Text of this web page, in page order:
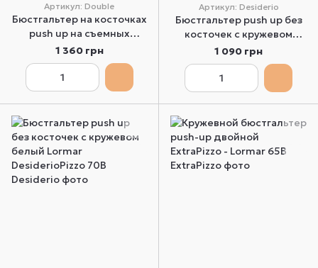
Артикул: Double
Бюстгальтер на косточках
push up на съемных
бретельках бежевый
Lormar Double 65B
1 360 грн
Артикул: Desiderio
Бюстгальтер push up без
косточек с кружевом
бежевый Lormar
DesiderioPizzo 65B
1 090 грн